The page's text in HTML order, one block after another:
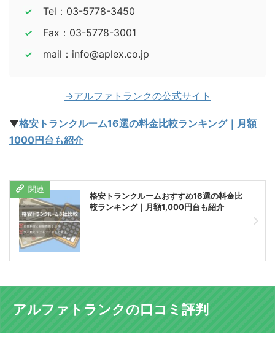
Tel：03-5778-3450
Fax：03-5778-3001
mail：info@aplex.co.jp
→アルファトランクの公式サイト
▼格安トランクルーム16選の料金比較ランキング｜月額
1000円台も紹介
格安トランクルームおすすめ16選の料金比
較ランキング｜月額1,000円台も紹介
アルファトランクの口コミ評判